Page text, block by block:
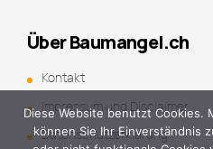
Über Baumangel.ch
Kontakt
Impressum und Disclaimer
Datenschutzerklärung
Diese Website benutzt Cookies.
können Sie Ihr Einverständnis